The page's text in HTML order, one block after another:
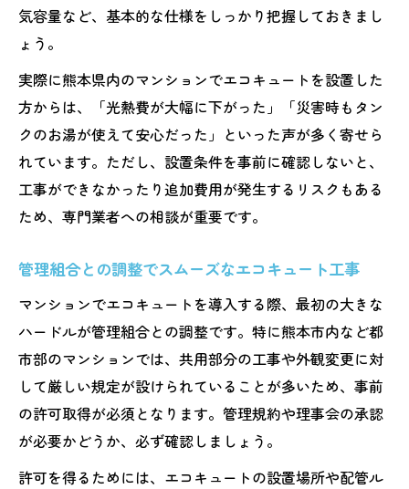
気容量など、基本的な仕様をしっかり把握しておきまし
ょう。
実際に熊本県内のマンションでエコキュートを設置した
方からは、「光熱費が大幅に下がった」「災害時もタン
クのお湯が使えて安心だった」といった声が多く寄せら
れています。ただし、設置条件を事前に確認しないと、
工事ができなかったり追加費用が発生するリスクもある
ため、専門業者への相談が重要です。
管理組合との調整でスムーズなエコキュート工事
マンションでエコキュートを導入する際、最初の大きな
ハードルが管理組合との調整です。特に熊本市内など都
市部のマンションでは、共用部分の工事や外観変更に対
して厳しい規定が設けられていることが多いため、事前
の許可取得が必須となります。管理規約や理事会の承認
が必要かどうか、必ず確認しましょう。
許可を得るためには、エコキュートの設置場所や配管ル